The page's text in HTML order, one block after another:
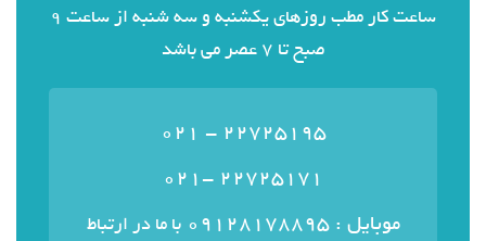
ساعت کار مطب روزهای یکشنبه و سه شنبه از ساعت 9
صبح تا 7 عصر می باشد
22725195 - 021
22725171 -021
موبایل : ۰۹۱۲۸۱۷۸۸۹۵
با ما در ارتباط